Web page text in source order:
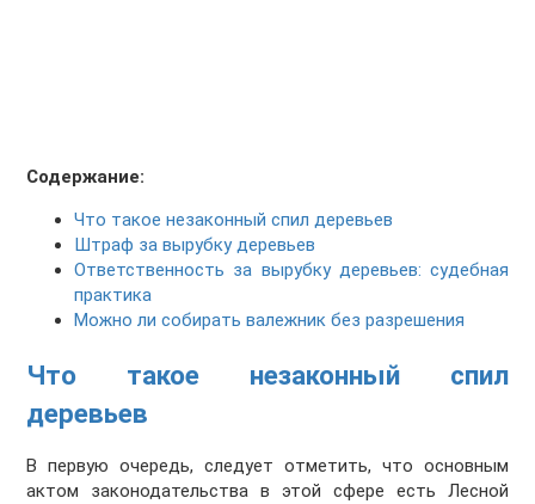
Содержание:
Что такое незаконный спил деревьев
Штраф за вырубку деревьев
Ответственность за вырубку деревьев: судебная
практика
Можно ли собирать валежник без разрешения
Что такое незаконный спил
деревьев
В первую очередь, следует отметить, что основным
актом законодательства в этой сфере есть Лесной